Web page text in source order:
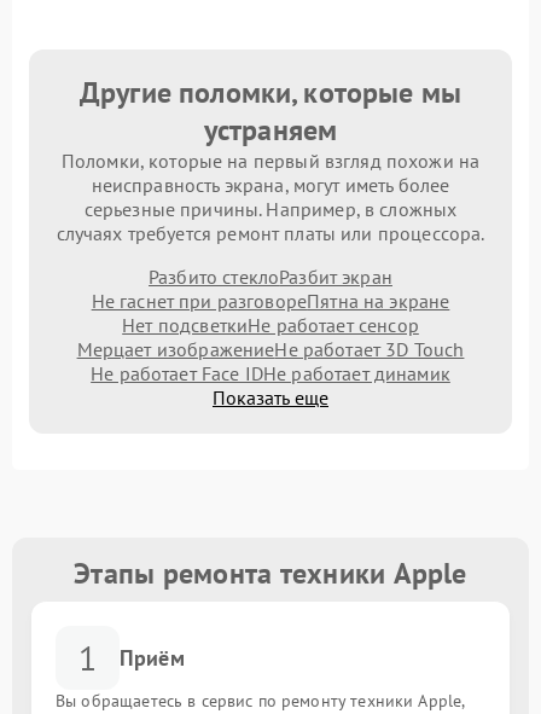
Другие поломки, которые мы
устраняем
Поломки, которые на первый взгляд похожи на
неисправность экрана, могут иметь более
серьезные причины. Например, в сложных
случаях требуется ремонт платы или процессора.
Разбито стеклоРазбит экран
Не гаснет при разговореПятна на экране
Нет подсветкиНе работает сенсор
Мерцает изображениеНе работает 3D Touch
Не работает Face IDНе работает динамик
Показать еще
Этапы ремонта техники Apple
1 Приём
Вы обращаетесь в сервис по ремонту техники Apple,